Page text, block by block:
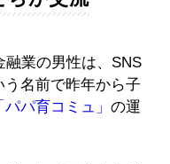
融業の男性は、SNS
名前で昨年から子
パパ育コミュ」 の運